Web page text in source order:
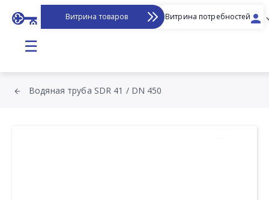
Витрина товаров Витрина потребностей
☰
Водяная труба SDR 41 / DN 450